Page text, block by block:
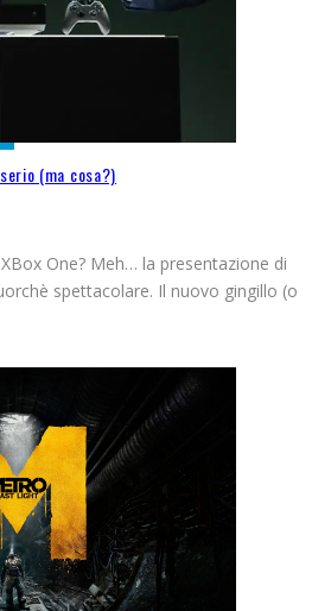
(ma cosa?)
One? Meh… la presentazione di
spettacolare. Il nuovo gingillo (o